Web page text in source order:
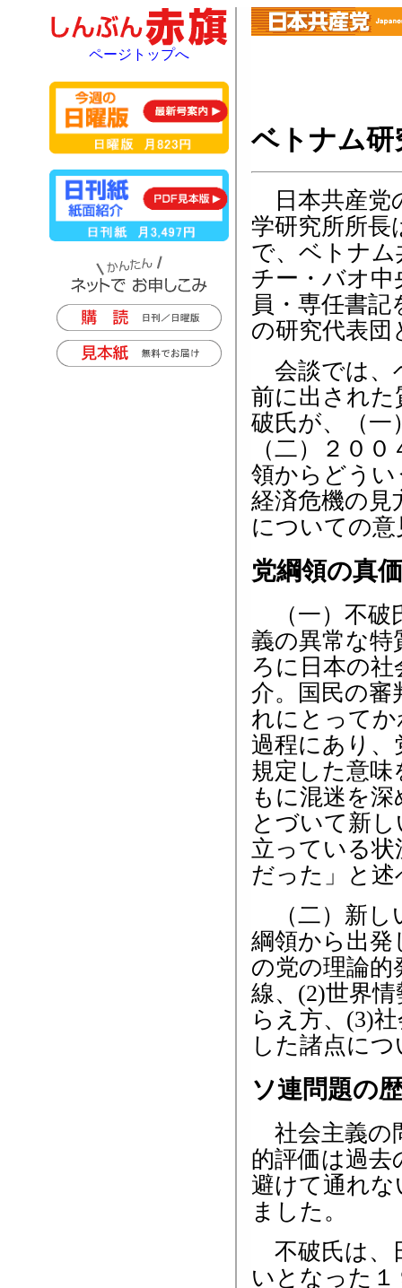
ベトナム研
日本共産党
学研究所所長
で、ベトナ
チー・バオ中
員・専任書
の研究代表団
会談では、
前に出された
破氏が、（一
（二）２０
領からどうい
経済危機の見
についての
党綱領の真
（一）不破
義の異常な特
ろに日本の
介。国民の審
れにとって
過程にあり
規定した意味
もに混迷を
とづいて新
立っている状
だった」と
（二）新し
綱領から出発
の党の理論的
線、(2)世界
らえ方、(3)
した諸点に
ソ連問題の
社会主義の
的評価は過
避けて通れ
ました。
不破氏は、
いとなった
ページトップへ